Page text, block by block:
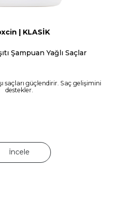
| KLASİK
Şampuan Yağlı Saçlar
saçları güçlendirir. Saç gelişimini
destekler.
İncele